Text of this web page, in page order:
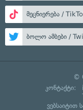
მეცნიერება /
ბოლო ამბები /
©
კონტაქტი:
ვებსაიტით